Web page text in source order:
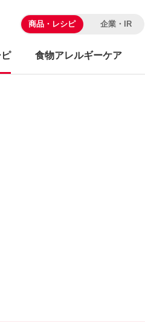
商品・レシピ 企業・IR
食物アレルギーケア